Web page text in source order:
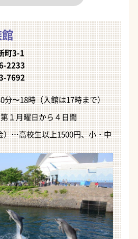
町3-1
2233
7692
分〜18時（入館は17時まで）
１月曜日から４日間
…高校生以上1500円、小・中